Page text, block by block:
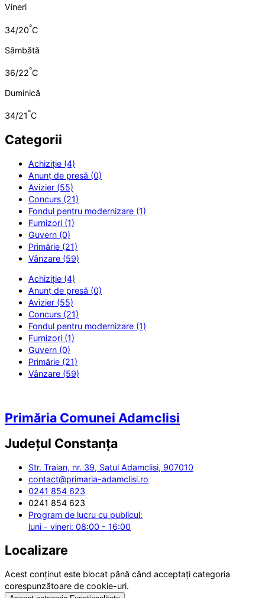
Vineri
34/20°C
Sâmbătă
36/22°C
Duminică
34/21°C
Categorii
Achiziție (4)
Anunț de presă (0)
Avizier (55)
Concurs (21)
Fondul pentru modernizare (1)
Furnizori (1)
Guvern (0)
Primărie (21)
Vânzare (59)
Achiziție (4)
Anunț de presă (0)
Avizier (55)
Concurs (21)
Fondul pentru modernizare (1)
Furnizori (1)
Guvern (0)
Primărie (21)
Vânzare (59)
Primăria Comunei Adamclisi
Județul Constanța
Str. Traian, nr. 39, Satul Adamclisi, 907010
contact@primaria-adamclisi.ro
0241 854 623
0241 854 623
Program de lucru cu publicul:
luni - vineri: 08:00 - 16:00
Localizare
Acest conținut este blocat până când acceptați categoria
corespunzătoare de cookie-uri.